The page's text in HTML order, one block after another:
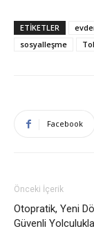
ETIKETLER
sosyalleşme
Facebook
Önceki İçerik
Otopratik, Yeni
Güvenli